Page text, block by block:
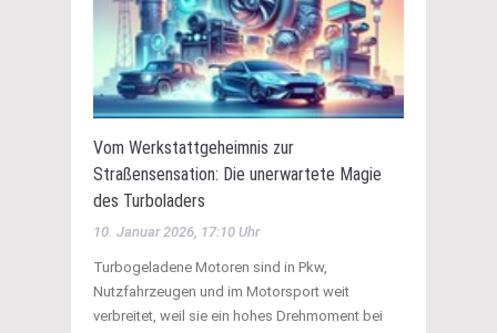
Vom Werkstattgeheimnis zur
Straßensensation: Die unerwartete Magie
des Turboladers
10. Januar 2026, 17:10 Uhr
Turbogeladene Motoren sind in Pkw,
Nutzfahrzeugen und im Motorsport weit
verbreitet, weil sie ein hohes Drehmoment bei